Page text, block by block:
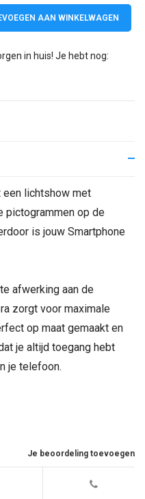
AAN WINKELWAGEN
in huis! Je hebt nog:
een lichtshow met
pictogrammen op de
is jouw Smartphone
afwerking aan de
zorgt voor maximale
op maat gemaakt en
je altijd toegang hebt
je telefoon.
Je beoordeling toevoegen